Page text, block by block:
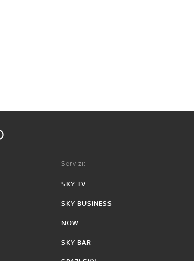
Servizi:
SKY TV
SKY BUSINESS
NOW
SKY BAR